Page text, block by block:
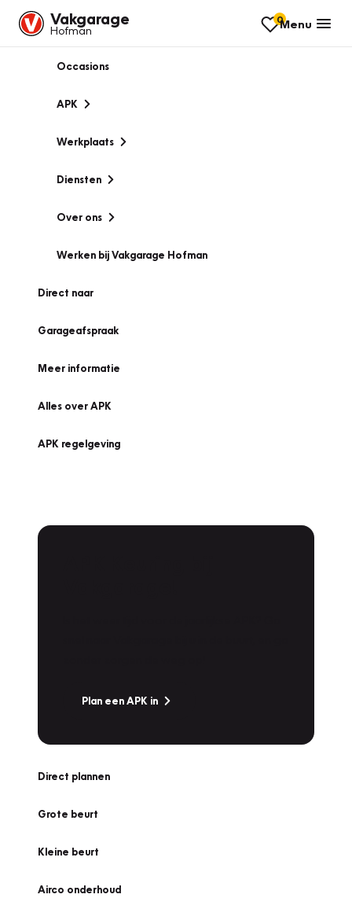
Vakgarage
Hofman
0Menu
Occasions
APK
Werkplaats
Diensten
Over ons
Werken bij Vakgarage Hofman
Direct naar
Garageafspraak
Meer informatie
Alles over APK
APK regelgeving
Plan een APK in
Direct plannen
Grote beurt
Kleine beurt
Airco onderhoud